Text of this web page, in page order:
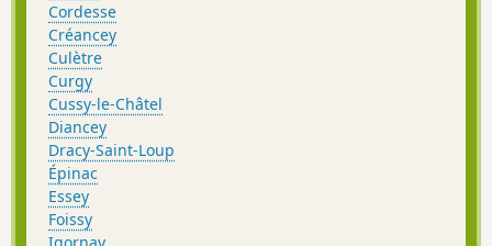
Cordesse
Créancey
Culètre
Curgy
Cussy-le-Châtel
Diancey
Dracy-Saint-Loup
Épinac
Essey
Foissy
Igornay